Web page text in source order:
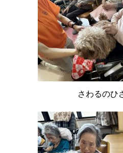
さわるのひ